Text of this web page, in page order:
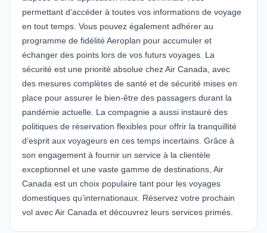
permettant d’accéder à toutes vos informations de voyage
en tout temps. Vous pouvez également adhérer au
programme de fidélité Aeroplan pour accumuler et
échanger des points lors de vos futurs voyages. La
sécurité est une priorité absolue chez Air Canada, avec
des mesures complètes de santé et de sécurité mises en
place pour assurer le bien-être des passagers durant la
pandémie actuelle. La compagnie a aussi instauré des
politiques de réservation flexibles pour offrir la tranquillité
d’esprit aux voyageurs en ces temps incertains. Grâce à
son engagement à fournir un service à la clientèle
exceptionnel et une vaste gamme de destinations, Air
Canada est un choix populaire tant pour les voyages
domestiques qu’internationaux. Réservez votre prochain
vol avec Air Canada et découvrez leurs services primés.